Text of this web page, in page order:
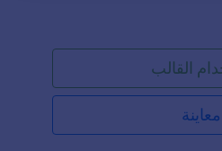
للعملية. يوجد أيضاً توقيع
القالب
معاينة